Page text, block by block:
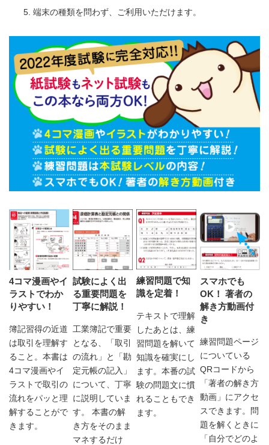
端末の種類を問わず、ご利用いただけます。
4コマ漫画やイ
ラストでわか
りやすい！
簿記習得の近道
は取引を理解す
ること。本書は
4コマ漫画やイ
ラストで取引の
流れをパッと理
解することがで
きます。
試験によく出
る重要問題を
丁寧に解説！
工業簿記で重要
となる、「取引
の流れ」と「勘
定元帳の記入」
について、丁寧
に説明していま
す。 本書の解
き方をそのまま
マネするだけ
練習問題で知
識を定着！
テキストで理解
したあとは、練
習問題を解いて
知識を確実にし
ます。本番の試
験の問題文に慣
れることもでき
ます。
スマホでも
OK！ 著者の
解き方動画付
き
練習問題ページ
についている
QRコードから
「著者の解き方
動画」にアクセ
スできます。問
題を解くときに
「自分でどのよ